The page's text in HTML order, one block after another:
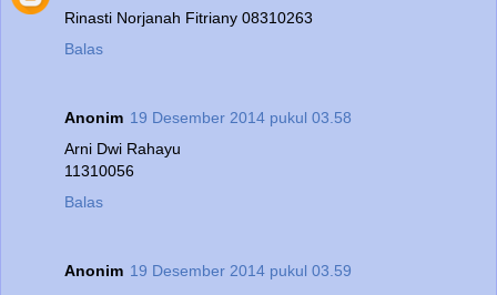
Rinasti Norjanah Fitriany 08310263
Balas
Anonim 19 Desember 2014 pukul 03.58
Arni Dwi Rahayu
11310056
Balas
Anonim 19 Desember 2014 pukul 03.59